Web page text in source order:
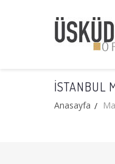
İSTANBUL
Anasayfa